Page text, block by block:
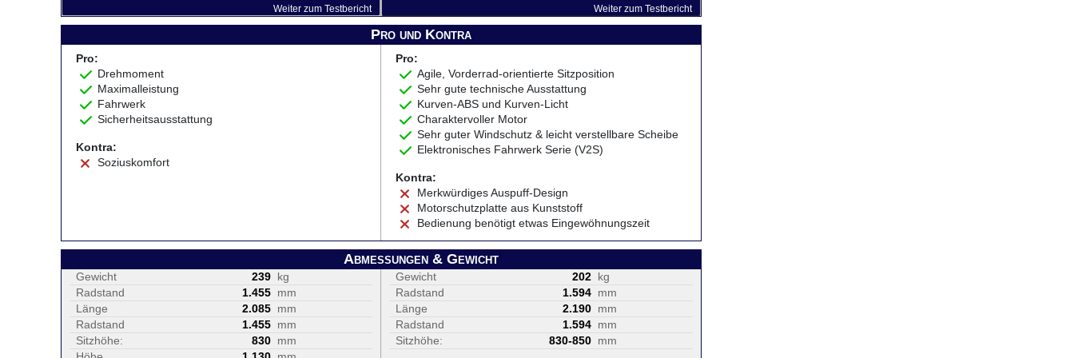
Weiter zum Testbericht Weiter zum Testbericht
Pro und Kontra
Pro:
Drehmoment
Maximalleistung
Fahrwerk
Sicherheitsausstattung
Kontra:
Soziuskomfort
Pro:
Agile, Vorderrad-orientierte Sitzposition
Sehr gute technische Ausstattung
Kurven-ABS und Kurven-Licht
Charaktervoller Motor
Sehr guter Windschutz & leicht verstellbare Scheibe
Elektronisches Fahrwerk Serie (V2S)
Kontra:
Merkwürdiges Auspuff-Design
Motorschutzplatte aus Kunststoff
Bedienung benötigt etwas Eingewöhnungszeit
Abmessungen & Gewicht
Gewicht 239 kg
Radstand
1.455 mm
Länge
2.085 mm
Radstand
1.455 mm
Sitzhöhe:
830 mm
Gewicht 202 kg
Radstand
1.594 mm
Länge
2.190 mm
Radstand
1.594 mm
Sitzhöhe:
830-850 mm